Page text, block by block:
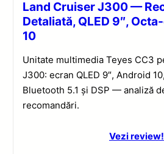
Land Cruiser J300 —
Detaliată, QLED 9″,
10
Unitate multimedia Teyes CC3
J300: ecran QLED 9″, Android
Bluetooth 5.1 și DSP — analiză
recomandări.
Vezi review!